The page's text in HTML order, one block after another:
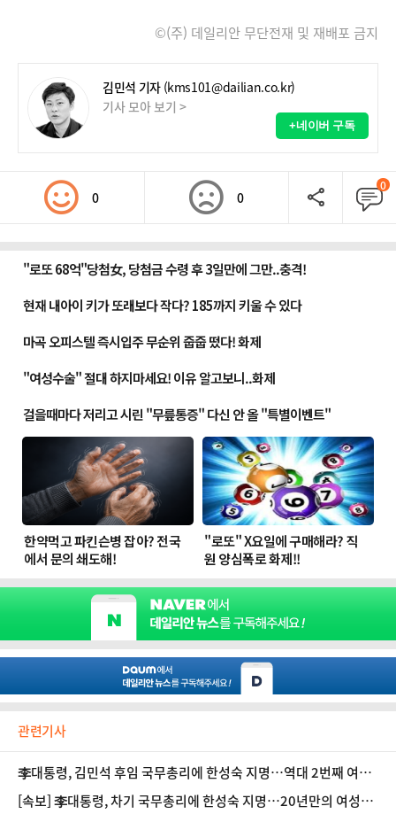
©(주) 데일리안 무단전재 및 재배포 금지
김민석 기자 (kms101@dailian.co.kr)
기사 모아 보기 >
+네이버 구독
0 0
0
관련기사
李대통령, 김민석 후임 국무총리에 한성숙 지명…역대 2번째 여성
총리
[속보] 李대통령, 차기 국무총리에 한성숙 지명…20년만의 여성총